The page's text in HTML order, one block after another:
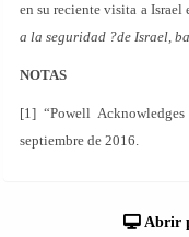
en su reciente visita a Israel
a la seguridad ?de Israel,
NOTAS
[1] “Powell
septiembre de 2016.
Abrir